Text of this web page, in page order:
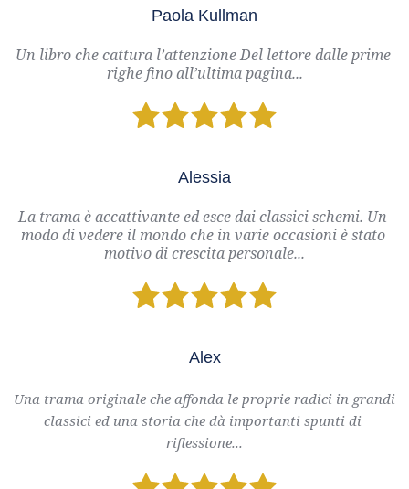
Paola Kullman
Un libro che cattura l’attenzione Del lettore dalle prime
righe fino all’ultima pagina...
Alessia
La trama è accattivante ed esce dai classici schemi. Un
modo di vedere il mondo che in varie occasioni è stato
motivo di crescita personale...
Alex
Una trama originale che affonda le proprie radici in grandi
classici ed una storia che dà importanti spunti di
riflessione...